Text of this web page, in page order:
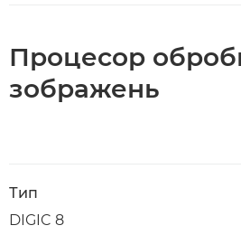
Процесор
зображень
Тип
DIGIC 8